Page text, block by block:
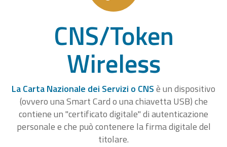
CNS/Token
Wireless
La Carta Nazionale dei Servizi o CNSè un dispositivo
(ovvero una Smart Card o una chiavetta USB) che
contiene un "certificato digitale" di autenticazione
personale e che può contenere la firma digitale del
titolare.